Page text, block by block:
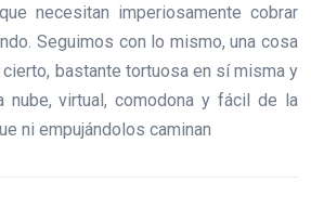
necesitan imperiosamente cobrar
Seguimos con lo mismo, una cosa
bastante tortuosa en sí misma y
virtual, comodona y fácil de la
ni empujándolos caminan